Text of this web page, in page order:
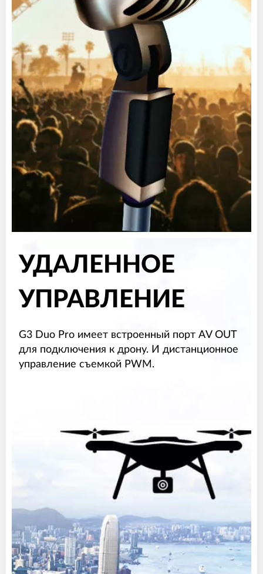
УДАЛЕННОЕ
УПРАВЛЕНИЕ
G3 Duo Pro имеет встроенный порт AV OUT
для подключения к дрону. И дистанционное
управление съемкой PWM.